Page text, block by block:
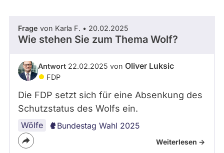
befragt
werden.
Thema
- Alle -
Antwort Status
- Alle -
Frage von Karla F. • 20.02.2025
Wie stehen Sie zum Thema Wolf?
Antwort 22.02.2025 von Oliver Luksic
FDP
Die FDP setzt sich für eine Absenkung des
Schutzstatus des Wolfs ein.
Wölfe Bundestag Wahl 2025
Weiterlesen ->